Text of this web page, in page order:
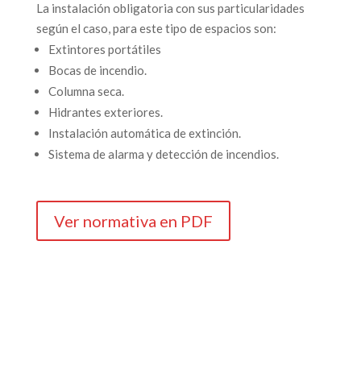
La instalación obligatoria con sus particularidades
según el caso, para este tipo de espacios son:
Extintores portátiles
Bocas de incendio.
Columna seca.
Hidrantes exteriores.
Instalación automática de extinción.
Sistema de alarma y detección de incendios.
Ver normativa en PDF